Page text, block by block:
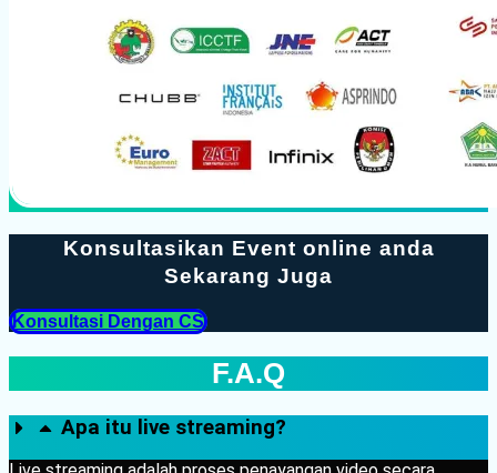
Konsultasikan Event online anda
Sekarang Juga
Konsultasi Dengan CS
F.A.Q
Apa itu live streaming?